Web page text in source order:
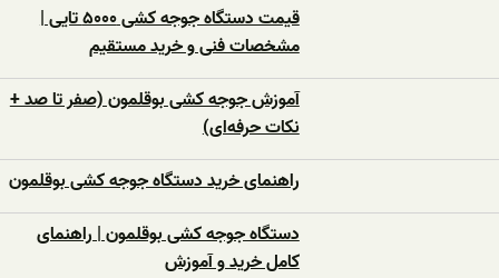
قیمت دستگاه جوجه کشی ۵۰۰۰ تایی |
مشخصات فنی و خرید مستقیم
آموزش جوجه کشی بوقلمون (صفر تا صد +
نکات حرفه‌ای)
راهنمای خرید دستگاه جوجه کشی بوقلمون
دستگاه جوجه کشی بوقلمون | راهنمای
کامل خرید و آموزش